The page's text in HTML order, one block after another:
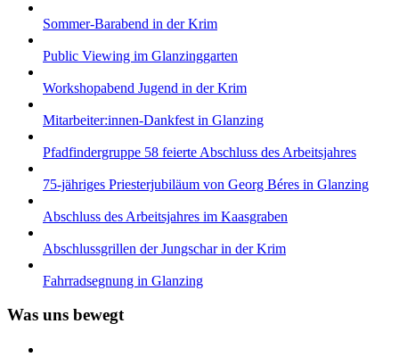
Sommer-Barabend in der Krim
Public Viewing im Glanzinggarten
Workshopabend Jugend in der Krim
Mitarbeiter:innen-Dankfest in Glanzing
Pfadfindergruppe 58 feierte Abschluss des Arbeitsjahres
75-jähriges Priesterjubiläum von Georg Béres in Glanzing
Abschluss des Arbeitsjahres im Kaasgraben
Abschlussgrillen der Jungschar in der Krim
Fahrradsegnung in Glanzing
Was uns bewegt